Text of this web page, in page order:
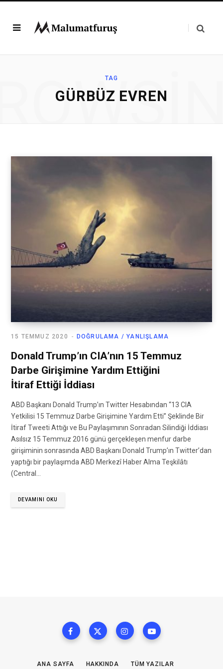
TAG
GÜRBÜZ EVREN
DOĞRULAMA / YANLIŞLAMA
15 TEMMUZ 2020
Donald Trump’ın CIA’nın 15 Temmuz
Darbe Girişimine Yardım Ettiğini
İtiraf Ettiği İddiası
ABD Başkanı Donald Trump’ın Twitter Hesabından “13 CIA
Yetkilisi 15 Temmuz Darbe Girişimine Yardım Etti” Şeklinde Bir
İtiraf Tweeti Attığı ve Bu Paylaşımının Sonradan Silindiği İddiası
Asılsız 15 Temmuz 2016 günü gerçekleşen menfur darbe
girişiminin sonrasında ABD Başkanı Donald Trump’ın Twitter’dan
yaptığı bir paylaşımda ABD Merkezî Haber Alma Teşkilâtı
(Central…
DEVAMINI OKU
ANA SAYFA HAKKINDA TÜM YAZILAR